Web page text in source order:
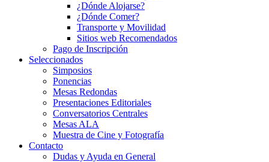
¿Dónde Alojarse?
¿Dónde Comer?
Transporte y Movilidad
Sitios web Recomendados
Pago de Inscripción
Seleccionados
Simposios
Ponencias
Mesas Redondas
Presentaciones Editoriales
Conversatorios Centrales
Mesas ALA
Muestra de Cine y Fotografía
Contacto
Dudas y Ayuda en General